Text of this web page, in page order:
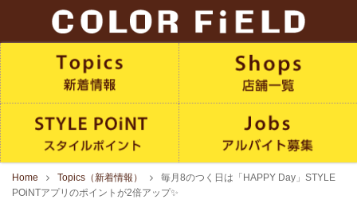
Home Topics（新着情報）
毎月8のつく日は「HAPPY Day」STYLE
POiNTアプリのポイントが2倍アップ✨